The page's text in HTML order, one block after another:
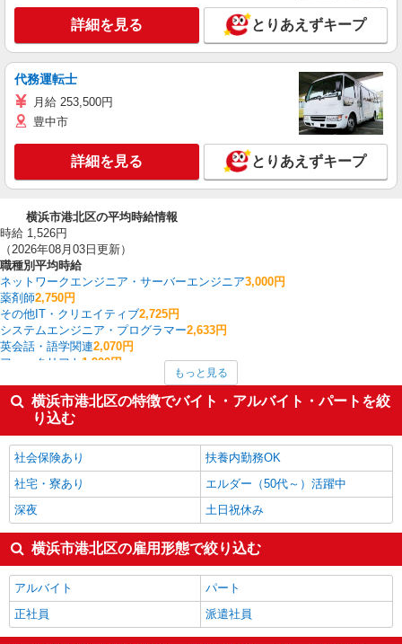
詳細を見る とりあえずキープ
代務運転士
月給 253,500円
豊中市
詳細を見る とりあえずキープ
横浜市港北区の平均時給情報
時給 1,526円
（2026年08月03日更新）
職種別平均時給
ネットワークエンジニア・サーバーエンジニア3,000円
薬剤師2,750円
その他IT・クリエイティブ2,725円
システムエンジニア・プログラマー2,633円
英会話・語学関連2,070円
フォークリフト 1,900円
金属加工1,800円
経理・人事・労務・総務・法務 1,720円
家事代行 1,700円
横浜市港北区の他の職種の平均時給を見る
もっと見る
横浜市港北区の特徴でバイト・アルバイト・パートを絞
り込む
社会保険あり
扶養内勤務OK
社宅・寮あり
エルダー（50代～）活躍中
深夜
土日祝休み
横浜市港北区の雇用形態で絞り込む
アルバイト
パート
正社員
派遣社員